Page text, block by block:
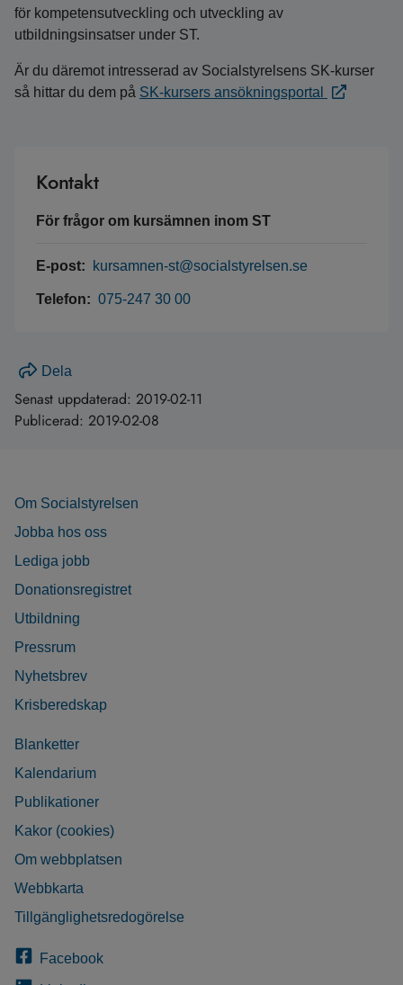
för kompetensutveckling och utveckling av
utbildningsinsatser under ST.
Är du däremot intresserad av Socialstyrelsens SK-kurser
så hittar du dem på SK-kursers ansökningsportal
Kontakt
För frågor om kursämnen inom ST
E-post: kursamnen-st@socialstyrelsen.se
Telefon: 075-247 30 00
Dela
Senast uppdaterad: 2019-02-11
Publicerad: 2019-02-08
Om Socialstyrelsen
Jobba hos oss
Lediga jobb
Donationsregistret
Utbildning
Pressrum
Nyhetsbrev
Krisberedskap
Blanketter
Kalendarium
Publikationer
Kakor (cookies)
Om webbplatsen
Webbkarta
Tillgänglighetsredogörelse
Facebook